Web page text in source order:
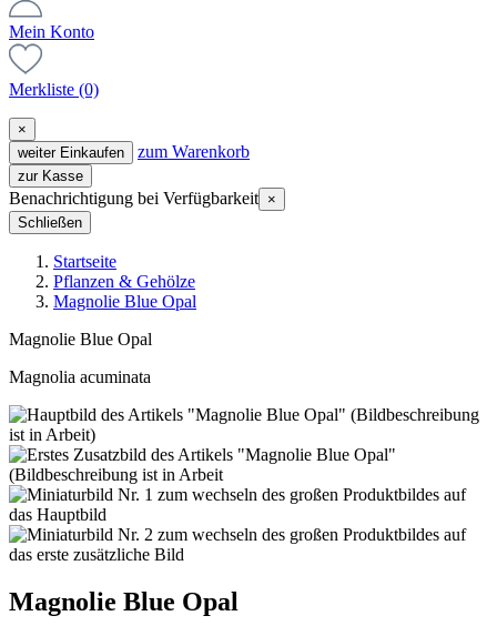
Mein Konto
Merkliste (0)
×
weiter Einkaufen
zum Warenkorb
zur Kasse
Benachrichtigung bei Verfügbarkeit ×
Schließen
Startseite
Pflanzen & Gehölze
Magnolie Blue Opal
Magnolie Blue Opal
Magnolia acuminata
Magnolie Blue Opal